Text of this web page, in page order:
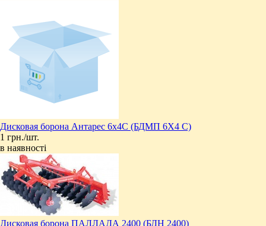
Дисковая борона Антарес 6х4C (БДМП 6Х4 С)
1 грн./шт.
в наявності
Дисковая борона ПАЛЛАДА 2400 (БДН 2400)